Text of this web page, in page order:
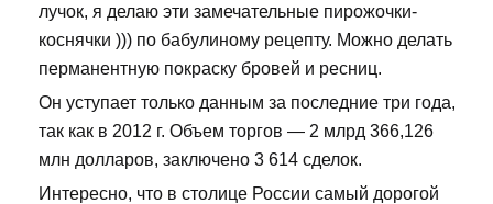
лучок, я делаю эти замечательные пирожочки-
коснячки ))) по бабулиному рецепту. Можно делать
перманентную покраску бровей и ресниц.
Он уступает только данным за последние три года,
так как в 2012 г. Объем торгов — 2 млрд 366,126
млн долларов, заключено 3 614 сделок.
Интересно, что в столице России самый дорогой